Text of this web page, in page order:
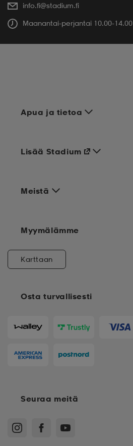
info.fi@stadium.fi
Maanantai-perjantai 10.00-14.00
Apua ja tietoa
Meistä
Osta turvallisesti
Lisää Stadium
Myymälämme
Karttaan
Seuraa meitä